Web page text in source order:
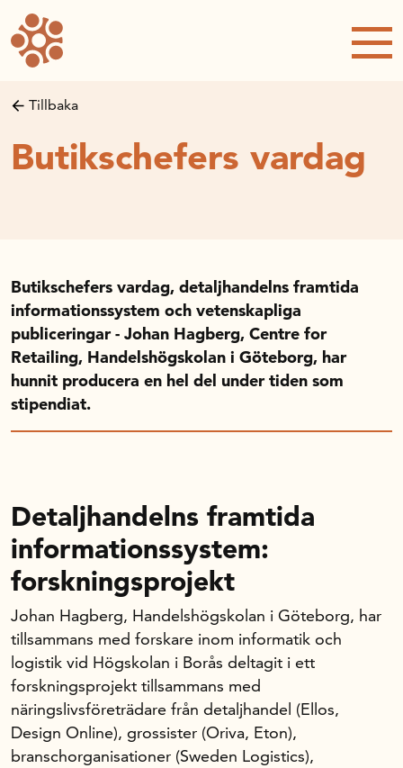
Forskning och utveckling
Forskningsprojekt
Rapporter och publikationer
NRWC – Nordic Retail and Wholesale
conference
Initiativ för att stärka handeln – En
strategisk forskningsagenda
Sök anslag
Forskningsprojekt
Postdoc-stöd
Handelns studentuppsatspris
Infrastrukturellt stöd
Varför bidrar Handelsrådet?
Forskningssatsningar
Kompetens och omställning
Handelns ekonomiska råd
Kalender
Tillbaka
Butikschefers vardag
Detaljhandelns framtida
informationssystem:
forskningsprojekt
Johan Hagberg, Handelshögskolan i Göteborg, har
tillsammans med forskare inom informatik och
logistik vid Högskolan i Borås deltagit i ett
forskningsprojekt tillsammans med
näringslivsföreträdare från detaljhandel (Ellos,
Design Online), grossister (Oriva, Eton),
branschorganisationer (Sweden Logistics),
Butikschefers vardag, detaljhandelns framtida
informationssystem och vetenskapliga
publiceringar - Johan Hagberg, Centre for
Retailing, Handelshögskolan i Göteborg, har
hunnit producera en hel del under tiden som
stipendiat.